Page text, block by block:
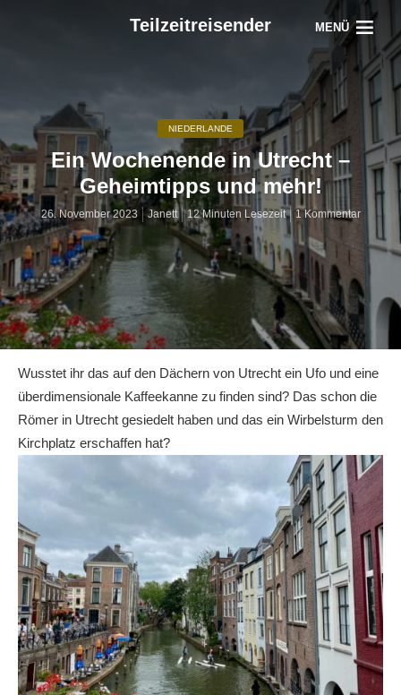
Teilzeitreisender MENÜ
NIEDERLANDE
Ein Wochenende in Utrecht –
Geheimtipps und mehr!
26. November 2023 Janett 12 Minuten Lesezeit 1 Kommentar
Wusstet ihr das auf den Dächern von Utrecht ein Ufo und eine
überdimensionale Kaffeekanne zu finden sind? Das schon die
Römer in Utrecht gesiedelt haben und das ein Wirbelsturm den
Kirchplatz erschaffen hat?